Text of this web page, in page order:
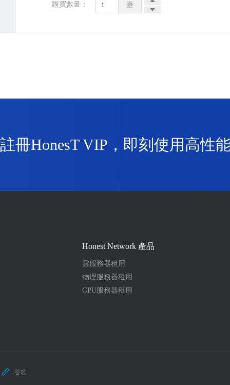
購買數量： 臺
註冊HonesT VIP，即刻使用高性
Honest Network 產品
雲服務器租用
物理服務器租用
GPU服務器租用
谷歌